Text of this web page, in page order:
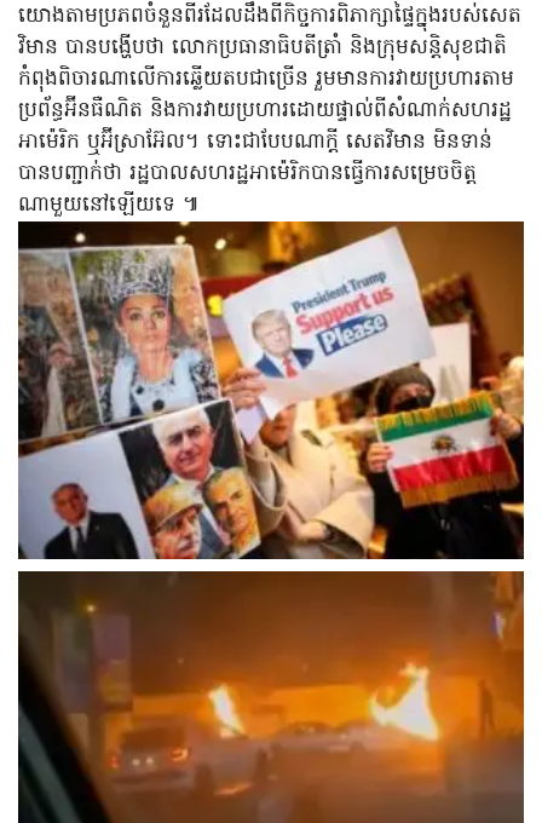
យោងតាមប្រភពចំនួនពីរដែលដឹងពីកិច្ចការពិភាក្សាផ្ទៃក្នុងរបស់សេត
វិមាន បានបង្ហើបថា លោកប្រធានាធិបតីត្រាំ និងក្រុមសន្តិសុខជាតិ
កំពុងពិចារណាលើការឆ្លើយតបជាច្រើន រួមមានការវាយប្រហារតាម
ប្រព័ន្ធអ៊ីនធឺណិត និងការវាយប្រហារដោយផ្ទាល់ពីសំណាក់សហរដ្ឋ
អាម៉េរិក ឬអ៊ីស្រាអ៊ែល។ ទោះជាបែបណាក្ដី សេតវិមាន មិនទាន់
បានបញ្ជាក់ថា រដ្ឋបាលសហរដ្ឋអាម៉េរិកបានធ្វើការសម្រេចចិត្ត
ណាមួយនៅឡើយទេ ៕